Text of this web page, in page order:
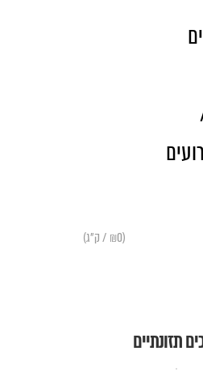
(₪0 / ק"ג)
תזונתיים